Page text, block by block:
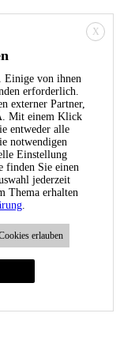
X
Einige von ihnen
erforderlich.
externer Partner,
Mit einem Klick
entweder alle
notwendigen
Einstellung
finden Sie einen
jederzeit
Thema erhalten
.
erlauben